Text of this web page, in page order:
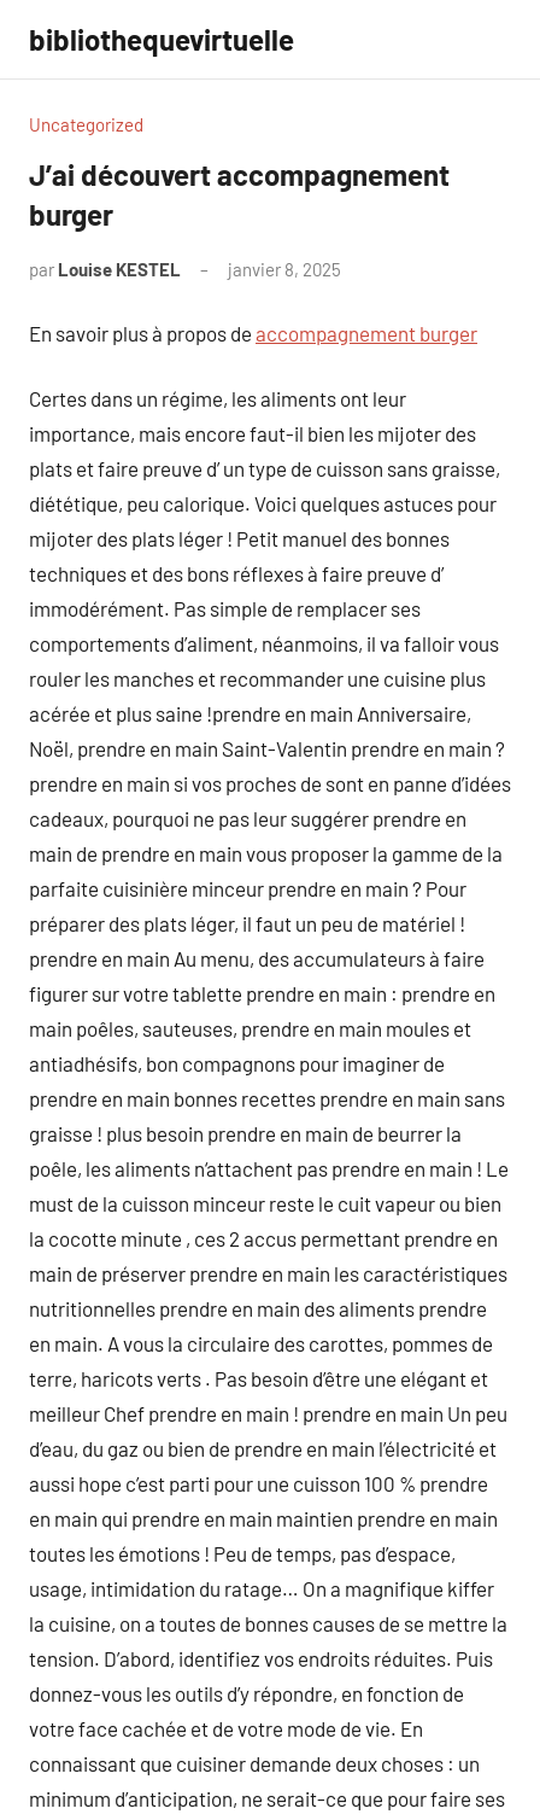
contenu
bibliothequevirtuelle
Uncategorized
J’ai découvert accompagnement
burger
par Louise KESTEL janvier 8, 2025
En savoir plus à propos de accompagnement burger
Certes dans un régime, les aliments ont leur
importance, mais encore faut-il bien les mijoter des
plats et faire preuve d’ un type de cuisson sans graisse,
diététique, peu calorique. Voici quelques astuces pour
mijoter des plats léger ! Petit manuel des bonnes
techniques et des bons réflexes à faire preuve d’
immodérément. Pas simple de remplacer ses
comportements d’aliment, néanmoins, il va falloir vous
rouler les manches et recommander une cuisine plus
acérée et plus saine !prendre en main Anniversaire,
Noël, prendre en main Saint-Valentin prendre en main ?
prendre en main si vos proches de sont en panne d’idées
cadeaux, pourquoi ne pas leur suggérer prendre en
main de prendre en main vous proposer la gamme de la
parfaite cuisinière minceur prendre en main ? Pour
préparer des plats léger, il faut un peu de matériel !
prendre en main Au menu, des accumulateurs à faire
figurer sur votre tablette prendre en main : prendre en
main poêles, sauteuses, prendre en main moules et
antiadhésifs, bon compagnons pour imaginer de
prendre en main bonnes recettes prendre en main sans
graisse ! plus besoin prendre en main de beurrer la
poêle, les aliments n‘attachent pas prendre en main ! Le
must de la cuisson minceur reste le cuit vapeur ou bien
la cocotte minute , ces 2 accus permettant prendre en
main de préserver prendre en main les caractéristiques
nutritionnelles prendre en main des aliments prendre
en main. A vous la circulaire des carottes, pommes de
terre, haricots verts . Pas besoin d’être une elégant et
meilleur Chef prendre en main ! prendre en main Un peu
d’eau, du gaz ou bien de prendre en main l’électricité et
aussi hope c’est parti pour une cuisson 100 % prendre
en main qui prendre en main maintien prendre en main
toutes les émotions ! Peu de temps, pas d’espace,
usage, intimidation du ratage… On a magnifique kiffer
la cuisine, on a toutes de bonnes causes de se mettre la
tension. D’abord, identifiez vos endroits réduites. Puis
donnez-vous les outils d’y répondre, en fonction de
votre face cachée et de votre mode de vie. En
connaissant que cuisiner demande deux choses : un
minimum d’anticipation, ne serait-ce que pour faire ses